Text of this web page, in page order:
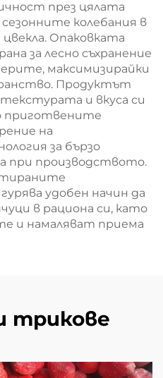
през цялата
колебания в
Опаковката
за лесно съхранение
максимизирайки
Продуктът
и вкуса си
приготвените
на
за бързо
при производството.
удобен начин да
в рациона си, като
и намаляват приема
трикове